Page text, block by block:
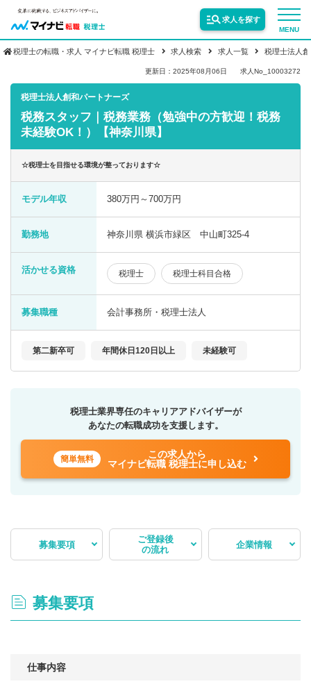
MENU
求人を探す
転職お役立ち情報
業界情報
税理士の転職・求人 マイナビ転職 税理士 求人検索 求人一覧 税理士法人
更新日：2025年08月06日 求人No_10003272
税理士法人創和パートナーズ
税務スタッフ｜税務業務（勉強中の方歓迎！税務
未経験OK！）【神奈川県】
☆税理士を目指せる環境が整っております☆
モデル年収 380万円～700万円
勤務地 神奈川県 横浜市緑区 中山町325-4
活かせる資格 税理士 税理士科目合格
募集職種 会計事務所・税理士法人
第二新卒可 年間休日120日以上 未経験可
税理士業界専任のキャリアアドバイザーが
あなたの転職成功を支援します。
簡単無料
この求人から
マイナビ転職 税理士に申し込む
募集要項
ご登録後
の流れ
企業情報
募集要項
仕事内容